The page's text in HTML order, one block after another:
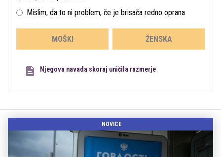
Mislim, da to ni problem, če je brisača redno oprana
MOŠKI ŽENSKA
Njegova navada skoraj uničila razmerje
NOVICE